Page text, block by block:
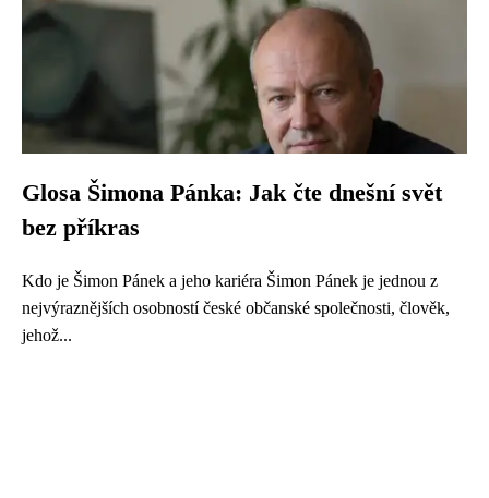
Glosa Šimona Pánka: Jak čte dnešní svět
bez příkras
Kdo je Šimon Pánek a jeho kariéra Šimon Pánek je jednou z
nejvýraznějších osobností české občanské společnosti, člověk,
jehož...